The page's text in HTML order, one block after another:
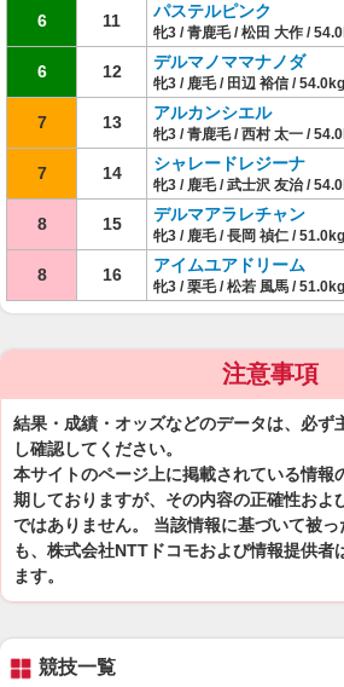
6 11 パステルピンク
牝3 / 青鹿毛 / 松田 大作 /
6 12 デルマノママナノダ
牝3 / 鹿毛 / 田辺 裕信 / 54.0kg
7 13 アルカンシエル
牝3 / 青鹿毛 / 西村 太一 /
7 14 シャレードレジーナ
牝3 / 鹿毛 / 武士沢 友治 /
8 15 デルマアラレチャン
牝3 / 鹿毛 / 長岡 禎仁 / 51.0kg
8 16 アイムユアドリーム
牝3 / 栗毛 / 松若 風馬 / 51.0kg
注意事項
結果・成績・オッズなどのデータは、必ず
し確認してください。
本サイトのページ上に掲載されている情報
期しておりますが、その内容の正確性およ
ではありません。 当該情報に基づいて被
も、株式会社NTTドコモおよび情報提供者
ます。
競技一覧